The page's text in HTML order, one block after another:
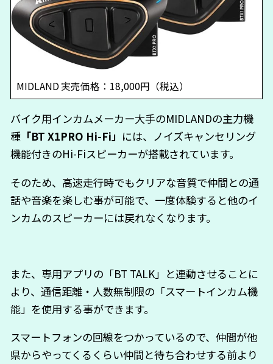
MIDLAND 実売価格： 18,000円（税込）
バイク用インカムメーカー大手のMIDLANDの主力機
種 「BT X1PRO Hi-Fi」 には、ノイズキャンセリング
機能付きのHi-Fiスピーカーが搭載されています。
そのため、高速走行時でもクリアな音質で仲間との通
話や音楽を楽しむ事が可能で、一度体験すると他のイ
ンカムのスピーカーには戻れなくなります。
また、専用アプリの「BT TALK」と連動させることに
より、通信距離・人数無制限の「スマートインカム機
能」を使用する事ができます。
スマートフォンの回線をつかっているので、仲間が他
県からやってくるくらい仲間と待ち合わせする前より